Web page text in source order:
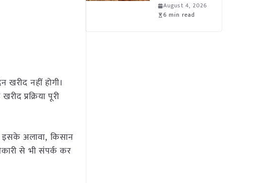
नहीं होगी।
प्रक्रिया पूरी
इसके अलावा, किसान
से भी संपर्क कर
August 4, 2026
6 min read